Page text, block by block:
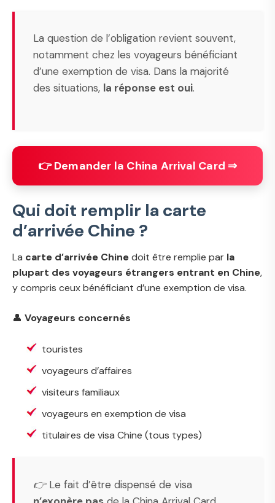
La question de l’obligation revient souvent,
notamment chez les voyageurs bénéficiant
d’une exemption de visa. Dans la majorité
des situations, la réponse est oui.
👉 Demander la China Arrival Card ⇒
Qui doit remplir la carte
d’arrivée Chine ?
La carte d’arrivée Chinedoit être remplie par la
plupart des voyageurs étrangers entrant en Chine,
y compris ceux bénéficiant d’une exemption de visa.
👤 Voyageurs concernés
touristes
voyageurs d’affaires
visiteurs familiaux
voyageurs en exemption de visa
titulaires de visa Chine (tous types)
👉 Le fait d’être dispensé de visa